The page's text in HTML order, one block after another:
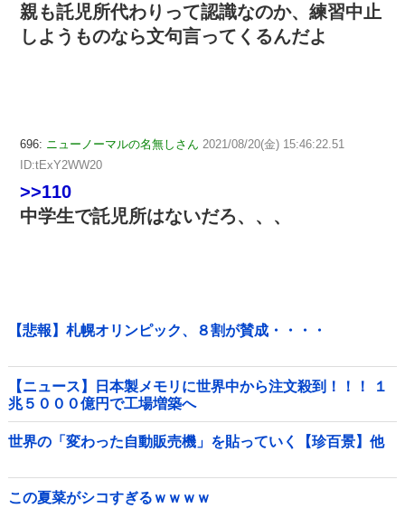
親も託児所代わりって認識なのか、練習中止
しようものなら文句言ってくるんだよ
696: ニューノーマルの名無しさん 2021/08/20(金) 15:46:22.51
ID:tExY2WW20
>>110
中学生で託児所はないだろ、、、
【悲報】札幌オリンピック、８割が賛成・・・・
【ニュース】日本製メモリに世界中から注文殺到！！！ １
兆５０００億円で工場増築へ
世界の「変わった自動販売機」を貼っていく【珍百景】他
この夏菜がシコすぎるｗｗｗｗ